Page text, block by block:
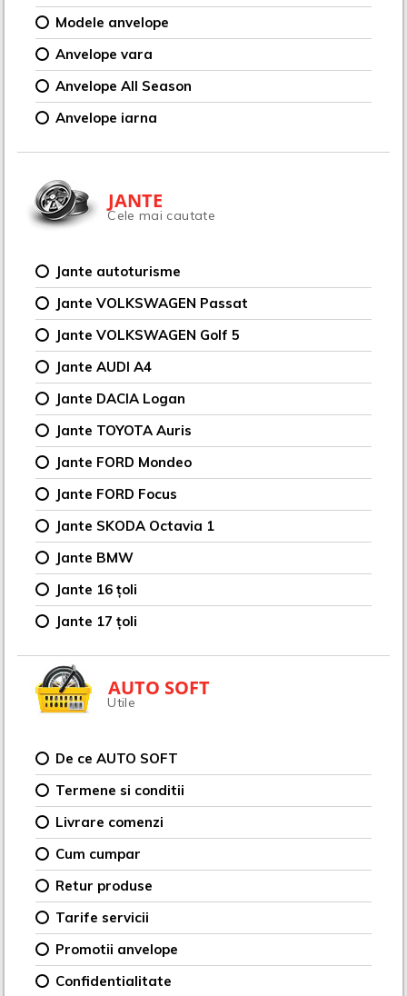
Modele anvelope
Anvelope vara
Anvelope All Season
Anvelope iarna
JANTE
Cele mai cautate
Jante autoturisme
Jante VOLKSWAGEN Passat
Jante VOLKSWAGEN Golf 5
Jante AUDI A4
Jante DACIA Logan
Jante TOYOTA Auris
Jante FORD Mondeo
Jante FORD Focus
Jante SKODA Octavia 1
Jante BMW
Jante 16 țoli
Jante 17 țoli
AUTO SOFT
Utile
De ce AUTO SOFT
Termene si conditii
Livrare comenzi
Cum cumpar
Retur produse
Tarife servicii
Promotii anvelope
Confidentialitate